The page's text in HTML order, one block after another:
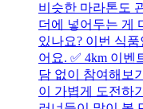
비슷한 마라톤도
더에 넣어두는 게
있나요? 이번 식
어요. ✅ 4km 이벤
담 없이 참여해보
이 가볍게 도전하